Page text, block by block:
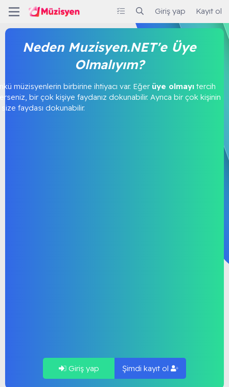
Giriş yap Kayıt ol
Neden Muzisyen.NET'e Üye
Olmalıyım?
müzisyenlerin birbirine ihtiyacı var. Eğer üye olmayı tercih
bir çok kişiye faydanız dokunabilir. Ayrıca bir çok kişinin
faydası dokunabilir.
Giriş yap Şimdi kayıt ol